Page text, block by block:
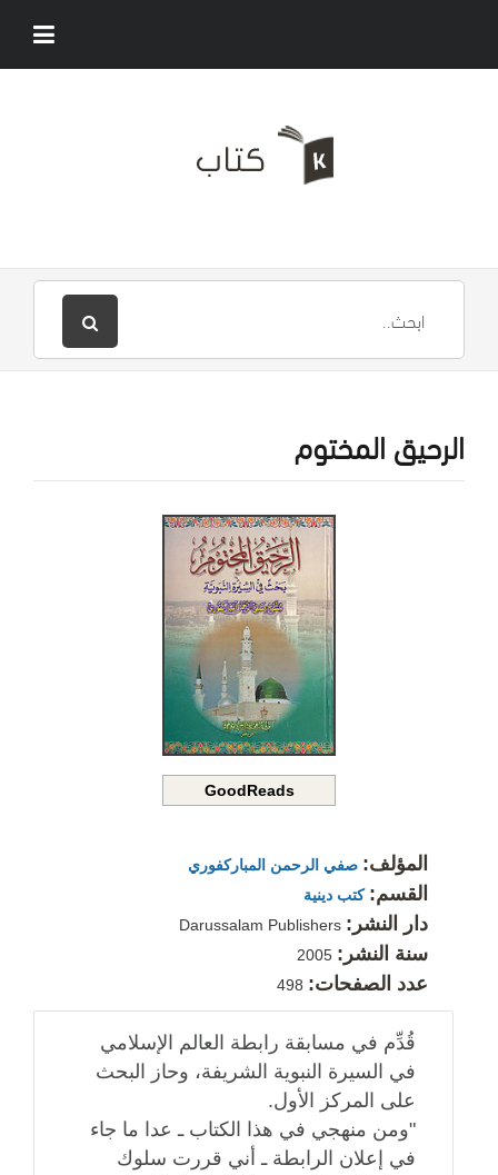
الرحيق المختوم
GoodReads
المؤلف: صفي الرحمن المباركفوري
القسم: كتب دينية
دار النشر: Darussalam Publishers
سنة النشر:
عدد الصفحات:
قُدِّم في مسابقة رابطة العالم الإسلامي
في السيرة النبوية الشريفة، وحاز البحث
على المركز الأول.
"ومن منهجي في هذا الكتاب ـ عدا ما جاء
في إعلان الرابطة ـ أني قررت سلوك